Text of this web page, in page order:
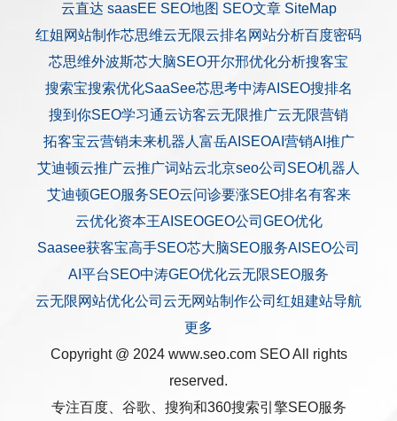
云直达 saasEE SEO地图 SEO文章 SiteMap
红姐网站制作芯思维云无限云排名 网站分析百度密码
芯思维外波斯芯大脑SEO开尔邢优化分析搜客宝
搜索宝搜索优化SaaSee芯思考中涛AISEO搜排名
搜到你SEO学习通云访客云无限推广云无限营销
拓客宝云营销未来机器人 富岳AISEOAI营销AI推广
艾迪顿云推广云推广词站云北京seo公司 SEO机器人
艾迪顿GEO服务SEO云问诊要涨SEO排名有客来
云优化资本王AISEOGEO公司 GEO优化
Saasee获客宝高手SEO芯大脑SEO服务AISEO公司
AI平台SEO中涛GEO优化云无限SEO服务
云无限网站优化公司 云无网站制作公司 红姐建站导航
更多
Copyright @ 2024 www.seo.com SEOAll rights
reserved.
专注百度、谷歌、搜狗和360搜索引擎SEO服务